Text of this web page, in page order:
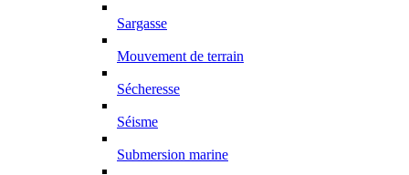
Sargasse
Mouvement de terrain
Sécheresse
Séisme
Submersion marine